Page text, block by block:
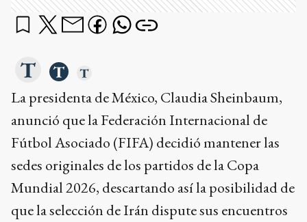
La presidenta de México, Claudia Sheinbaum,
anunció que la Federación Internacional de
Fútbol Asociado (FIFA) decidió mantener las
sedes originales de los partidos de la Copa
Mundial 2026, descartando así la posibilidad de
que la selección de Irán dispute sus encuentros